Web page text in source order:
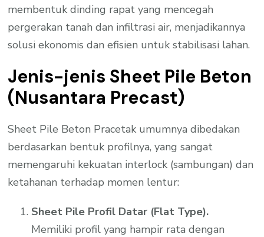
membentuk dinding rapat yang mencegah
pergerakan tanah dan infiltrasi air, menjadikannya
solusi ekonomis dan efisien untuk stabilisasi lahan.
Jenis-jenis Sheet Pile Beton
(Nusantara Precast)
Sheet Pile Beton Pracetak umumnya dibedakan
berdasarkan bentuk profilnya, yang sangat
memengaruhi kekuatan interlock (sambungan) dan
ketahanan terhadap momen lentur:
Sheet Pile Profil Datar (Flat Type).
Memiliki profil yang hampir rata dengan